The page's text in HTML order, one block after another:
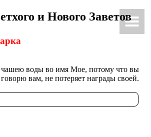
и Но­во­го За­ве­тов
чашею воды во имя Мое, по­то­му что вы
вам, не по­те­ря­ет на­гра­ды своей.